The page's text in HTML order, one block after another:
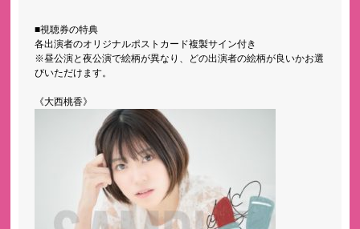
■視聴券の特典
各出演者のオリジナルポストカード複製サイン付き
※昼公演と夜公演で絵柄が異なり、どの出演者の絵柄が良いかお選
びいただけます。
《大西桃香》